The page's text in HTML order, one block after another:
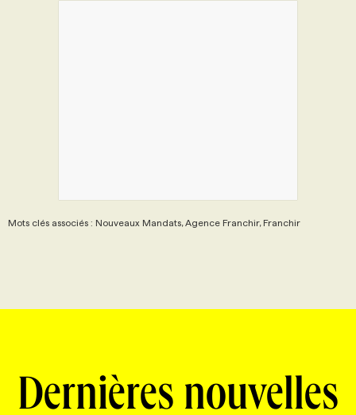
Mots clés associés : Nouveaux Mandats, Agence Franchir, Franchir
Dernières nouvelles